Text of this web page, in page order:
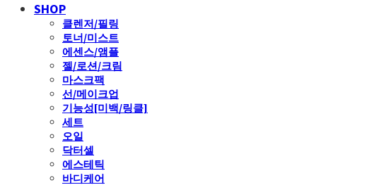
SHOP
클렌저/필링
토너/미스트
에센스/앰플
젤/로션/크림
마스크팩
선/메이크업
기능성[미백/링클]
세트
오일
닥터셀
에스테틱
바디케어